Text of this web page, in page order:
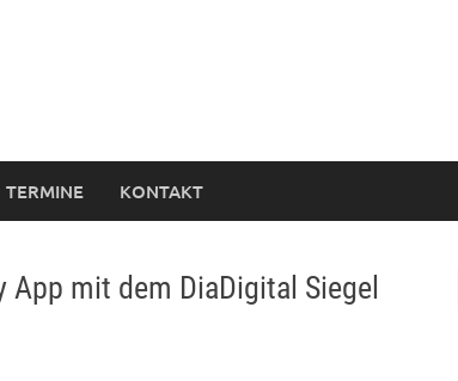
TERMINE KONTAKT
App mit dem DiaDigital Siegel